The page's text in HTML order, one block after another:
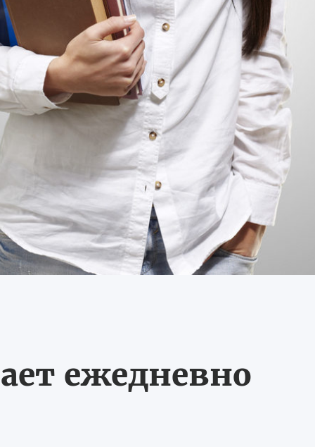
ежедневно